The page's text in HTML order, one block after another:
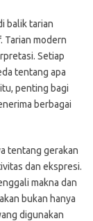
balik tarian
Tarian modern
Setiap
tentang apa
penting bagi
berbagai
tentang gerakan
dan ekspresi.
makna dan
bukan hanya
digunakan